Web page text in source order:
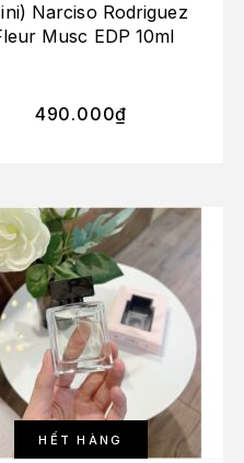
Narciso Rodriguez
Musc EDP 10ml
490.000₫
HẾT HÀNG